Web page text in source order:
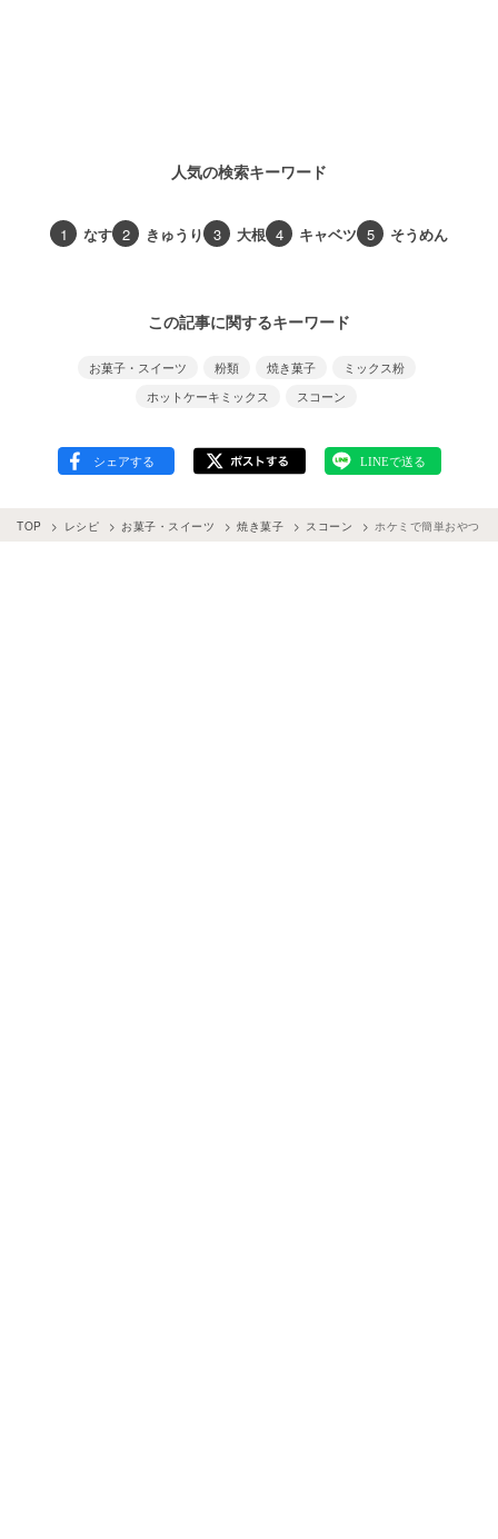
人気の検索キーワード
1 なす 2 きゅうり 3 大根 4 キャベツ 5 そうめん
この記事に関するキーワード
お菓子・スイーツ 粉類 焼き菓子
ミックス粉
ホットケーキミックス
スコーン
TOP レシピ お菓子・スイーツ 焼き菓子 スコーン ホケミで簡単おやつ！